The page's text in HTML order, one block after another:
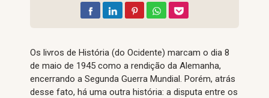
Os livros de História (do Ocidente) marcam o dia 8
de maio de 1945 como a rendição da Alemanha,
encerrando a Segunda Guerra Mundial. Porém, atrás
desse fato, há uma outra história: a disputa entre os